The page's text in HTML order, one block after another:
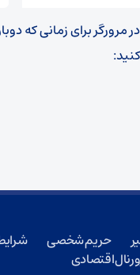
مرورگر برای زمانی که
حریم شخصی
اقتصادی